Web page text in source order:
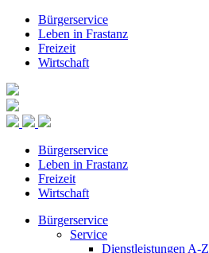
Bürgerservice
Leben in Frastanz
Freizeit
Wirtschaft
Bürgerservice
Leben in Frastanz
Freizeit
Wirtschaft
Bürgerservice
Service
Dienstleistungen A-Z